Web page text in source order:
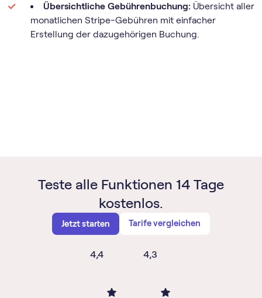
Übersichtliche Gebührenbuchung: Übersicht aller
monatlichen Stripe-Gebühren mit einfacher
Erstellung der dazugehörigen Buchung.
Teste alle Funktionen 14 Tage
kostenlos.
Jetzt starten Tarife vergleichen
4,4 4,3